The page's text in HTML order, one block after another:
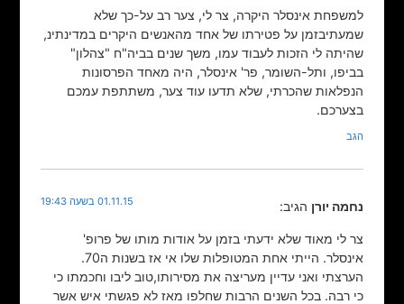
למשפחת אינסלר היקרה, צר לי, צער רב על-כך שלא
שמעתיבזמן על פטירתו של אחד מהאנשים היקרים במדינתינ,
שהיתה לי הזכות לעבוד עמו, משך שנים בביה"ח "צהלון"
בביפו, ותל-השומר, פר' אינסלר, היה מאחד הפרסונות
הנפלאות שהכרתי, שלא תדעו עוד צער, משתתפת עמכם
בצערכם.
הגב
נחמה יורן הגיב: 01.11.15 בשעה 19:43
צר לי מאוד שלא ידעתי בזמן על אודות מותו של פרופ'
אינסלר. הייתי אחת המטופלות שלו אי אז בשנות ה70.
הערצתי ואני עדיין מעריצה את מסירותו,טוב ליבו וחכמתו כי
כי רבה. בכל השנים הרבות שחלפו מאז לא פגשתי איש אשר